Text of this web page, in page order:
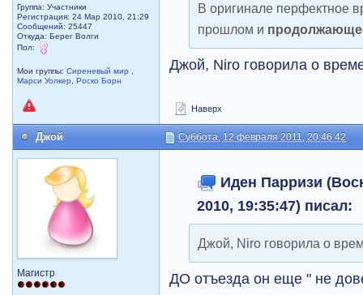
Группа: Участники
Регистрация: 24 Мар 2010, 21:29
Сообщений: 25447
Откуда: Берег Волги
Пол:
Мои группы:Сиреневый мир
Марси Уолкер
,Роско Борн
В оригинале перфектное
прошлом и
Джой, Niro говорила о
Наверх
Джой Суббота, 12 февраля 2011, 20:46:42
Магистр
Иден Парризи
2010, 19:35:47) писал:
Джой, Niro говорила о
ДО отъезда он еще " не